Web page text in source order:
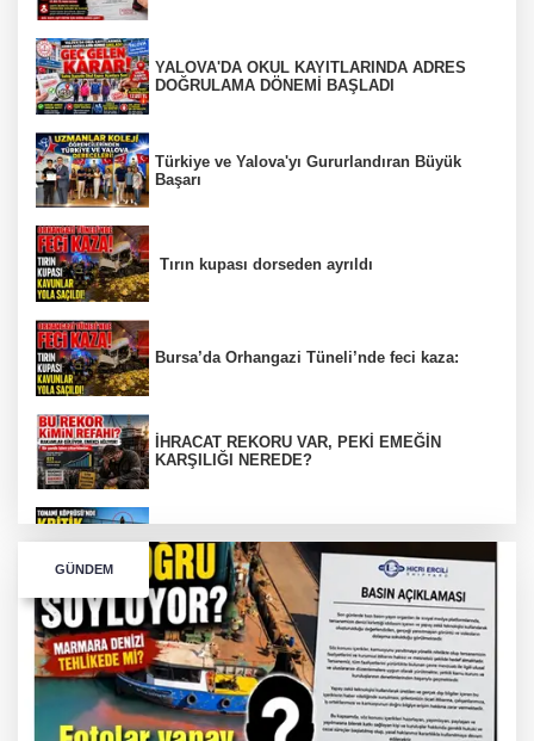
YALOVA'DA OKUL KAYITLARINDA ADRES
DOĞRULAMA DÖNEMİ BAŞLADI
Türkiye ve Yalova'yı Gururlandıran Büyük
Başarı
Tırın kupası dorseden ayrıldı
Bursa’da Orhangazi Tüneli’nde feci kaza:
İHRACAT REKORU VAR, PEKİ EMEĞİN
KARŞILIĞI NEREDE?
TONAMİ KÖPRÜSÜ'NDE PANİK!
GÜNEY MARMARA OTOYOLU İMAR
PLANLARI ASKIDA!
GÜNEY MARMARA OTOYOLU İMAR
GÜNDEM